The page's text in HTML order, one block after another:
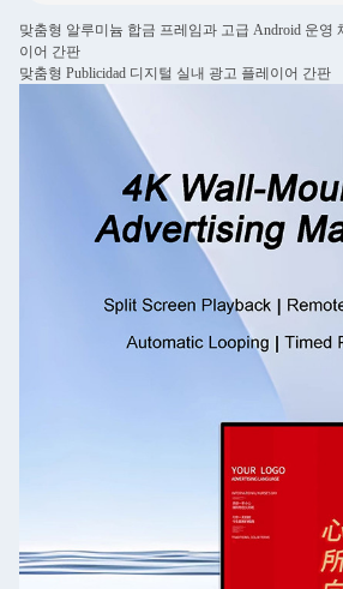
맞춤형 알루미늄 합금 프레임과 고급 Android 운영
이어 간판
맞춤형 Publicidad 디지털 실내 광고 플레이어 간판